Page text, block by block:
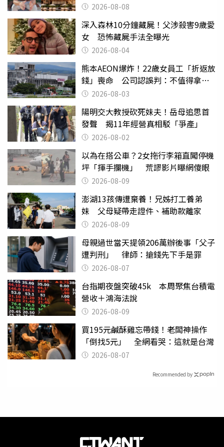
2026-08-08
深入森林10分鐘藏屍！父涉殺害9歲愛
女 恐怖藏屍手法全曝光
2026-08-04
熊本AEON爆炸！22歲女員工「折返放
錢」喪命 公司認誤判：不值得拿命
換 2026-08-03
陽明交大教授砍死妹夫！岳母追思首
發聲 揭11年經營真相駁「爭產」
2026-08-02
以為在搭公車？2女拖行李箱直闖停機
坪「揮手攔機」 荒謬影片曝網傻眼
2026-08-09
澎湖13孩傳遭棄養！兄姊打工養弟
妹 父母疑帶走證件、補助款離家
2026-08-09
母親過世當天提領206萬辦後事「父子
遭判刑」 律師：搶錢先下手是罪
2026-08-07
台指期夜盤突破45k 本周聚焦台積電
營收＋鴻海法說
2026-08-09
買195元鹹酥雞忘帶錢！老闆神操作
「倒找5元」 全網看哭：這就是台灣
2026-08-07
Recommended by